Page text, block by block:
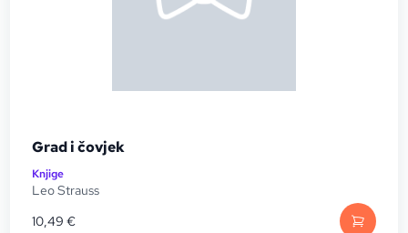
Grad i čovjek
Knjige
Leo Strauss
10,49€